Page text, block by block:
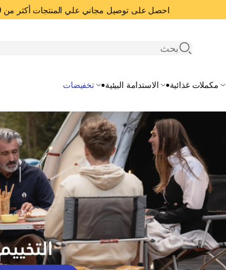
احصل على توصيل مجاني علي المنتجات أكثر من 2000 جنيه، لفترة محدودة 🔥
Open search
مكملات غذائية الاستدامة البيئية تخفيضات